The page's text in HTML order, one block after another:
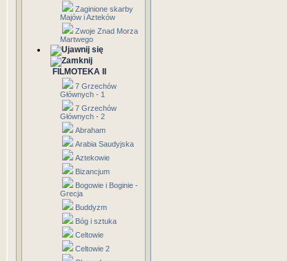
Zaginione skarby
Majów i Azteków
Zwoje Znad Morza
Martwego
FILMOTEKA II
7 Grzechów
Głównych - 1
7 Grzechów
Głównych - 2
Abraham
Arabia Saudyjska
Aztekowie
Bizancjum
Bogowie i Boginie -
Grecja
Buddyzm
Bóg i sztuka
Celtowie
Celtowie 2